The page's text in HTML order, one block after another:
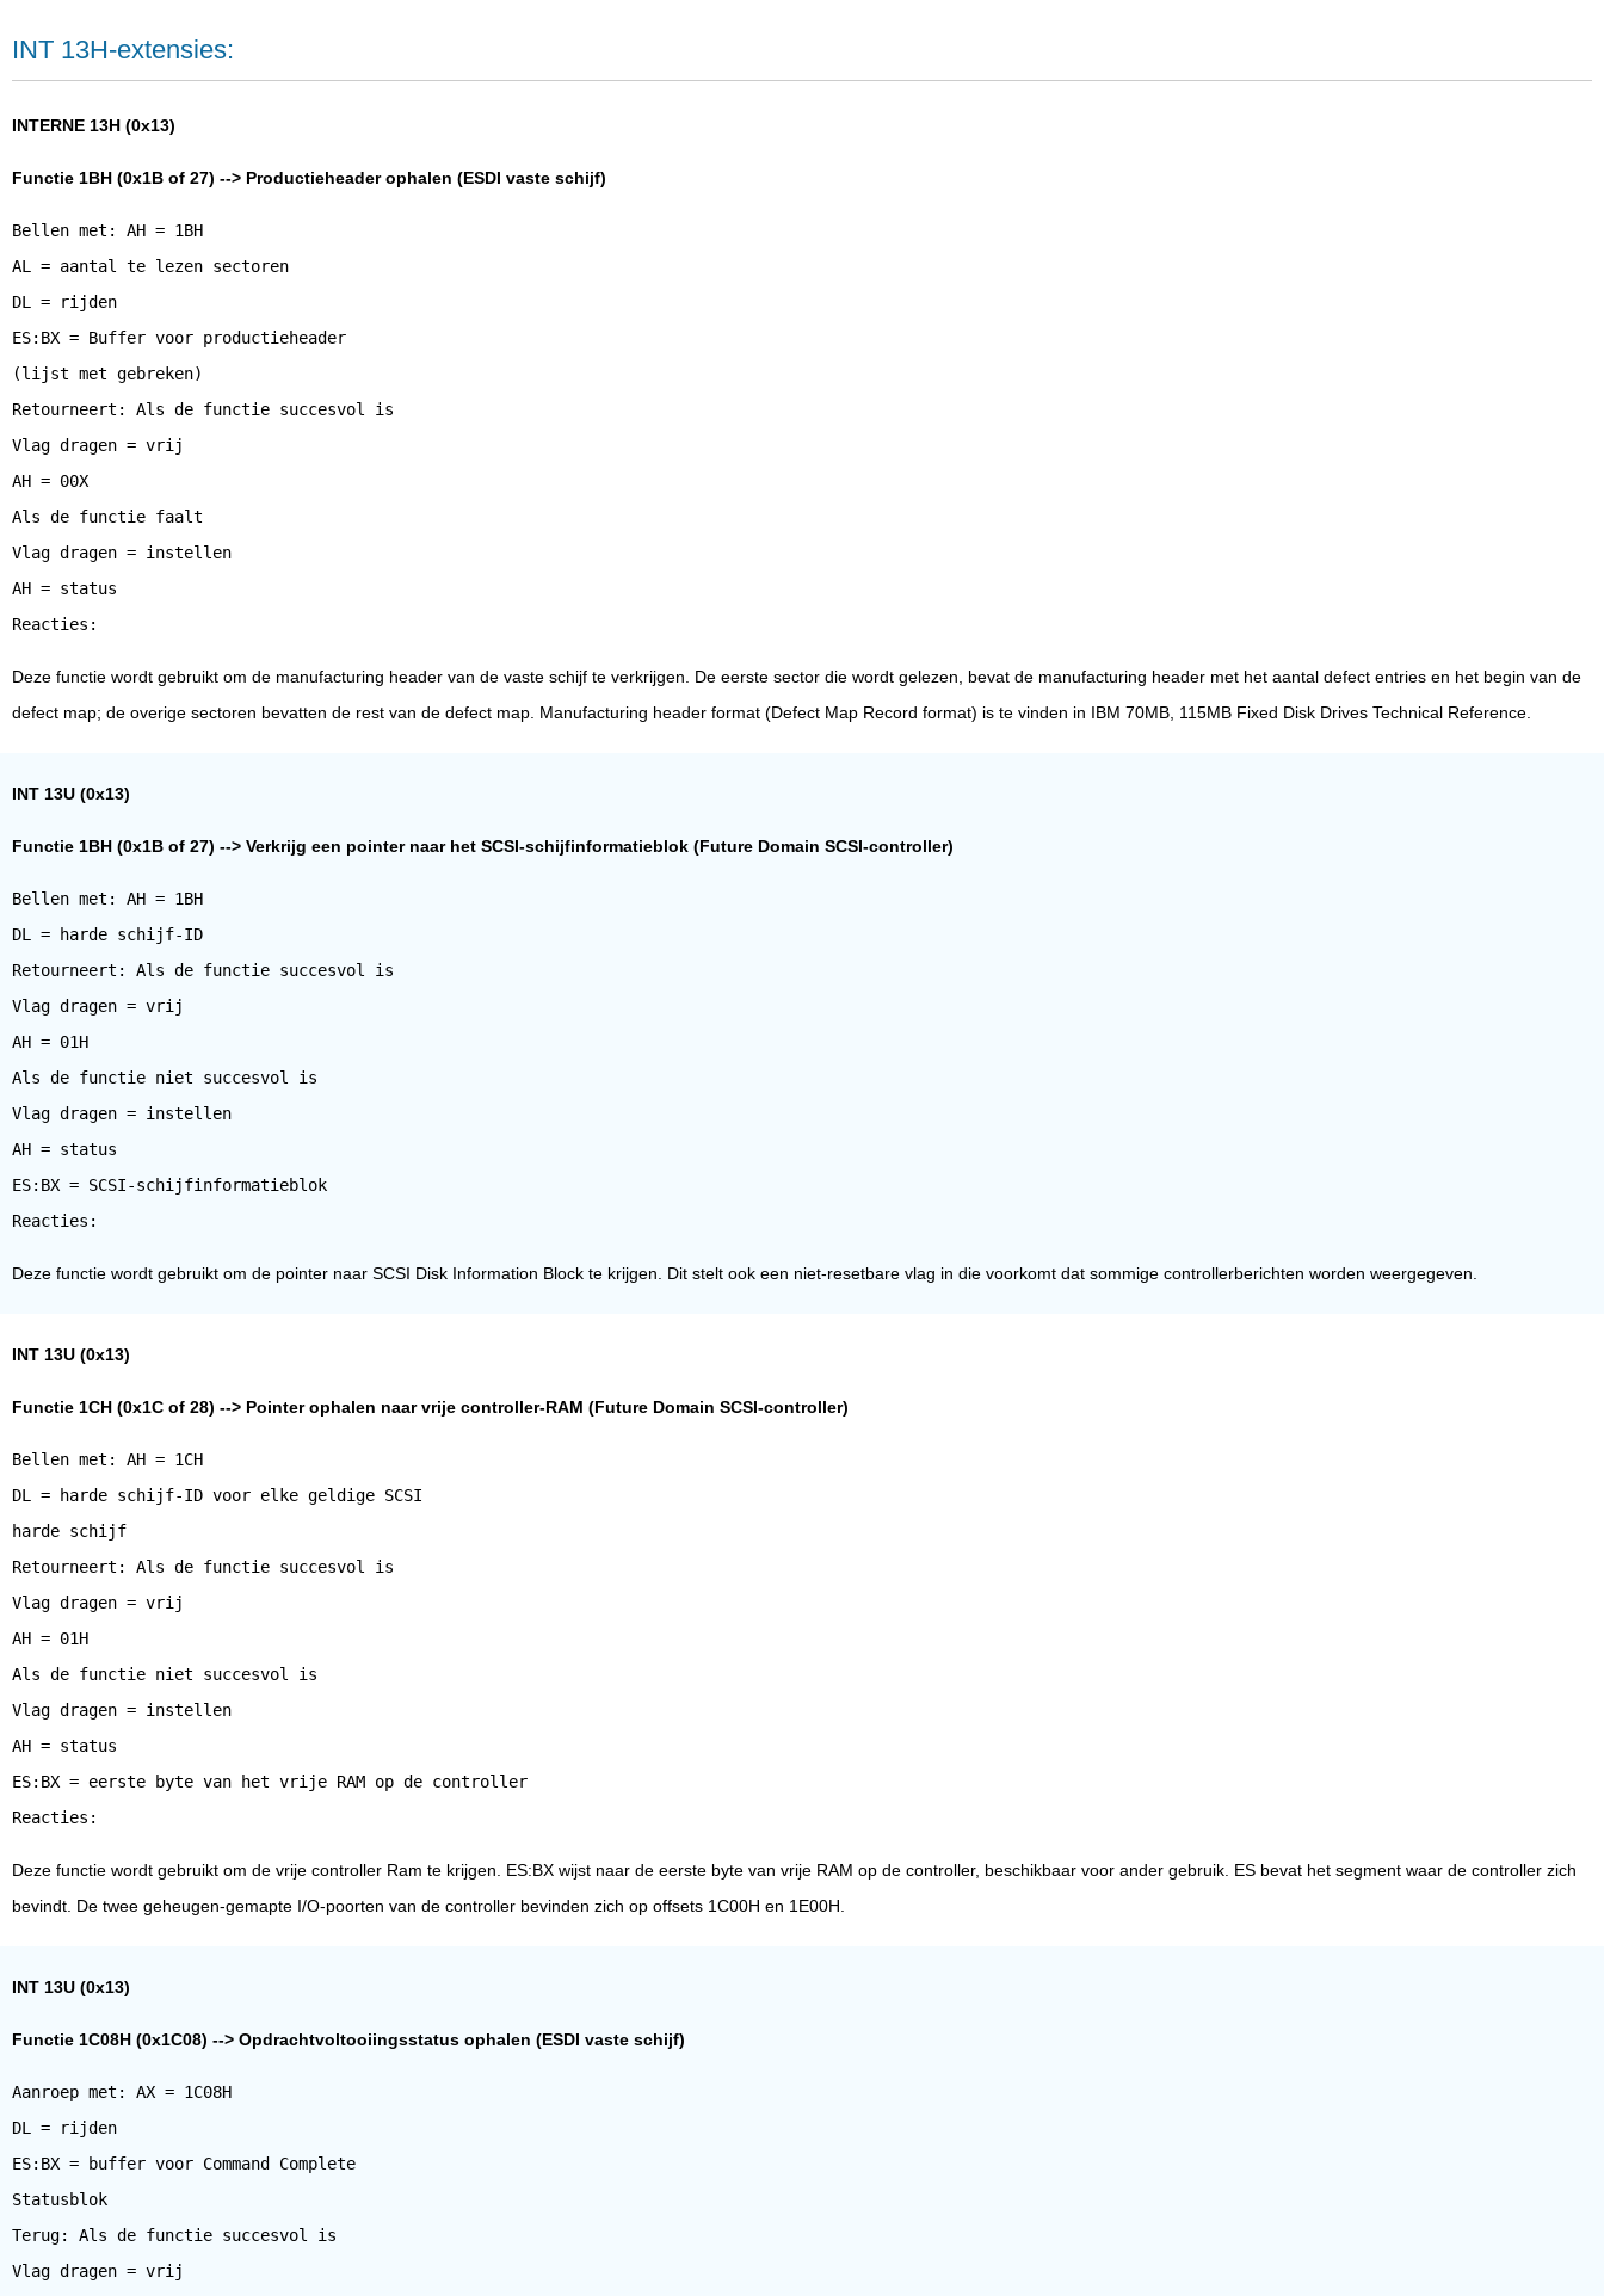
INT 13H-extensies:
INTERNE 13H (0x13)
Functie 1BH (0x1B of 27) --> Productieheader ophalen (ESDI vaste schijf)
Bellen met: AH = 1BH
AL = aantal te lezen sectoren
DL = rijden
ES:BX = Buffer voor productieheader
(lijst met gebreken)
Retourneert: Als de functie succesvol is
Vlag dragen = vrij
AH = 00X
Als de functie faalt
Vlag dragen = instellen
AH = status
Deze functie wordt gebruikt om de manufacturing header van de vaste schijf te verkrijgen. De eerste sector die wordt gelezen, bevat de manufacturing header met het aantal defect entries en het begin van de
defect map; de overige sectoren bevatten de rest van de defect map. Manufacturing header format (Defect Map Record format) is te vinden in IBM 70MB, 115MB Fixed Disk Drives Technical Reference.
INT 13U (0x13)
Functie 1BH (0x1B of 27) --> Verkrijg een pointer naar het SCSI-schijfinformatieblok (Future Domain SCSI-controller)
Bellen met: AH = 1BH
DL = harde schijf-ID
Retourneert: Als de functie succesvol is
Vlag dragen = vrij
AH = 01H
Als de functie niet succesvol is
Vlag dragen = instellen
AH = status
ES:BX = SCSI-schijfinformatieblok
Deze functie wordt gebruikt om de pointer naar SCSI Disk Information Block te krijgen. Dit stelt ook een niet-resetbare vlag in die voorkomt dat sommige controllerberichten worden weergegeven.
INT 13U (0x13)
Functie 1CH (0x1C of 28) --> Pointer ophalen naar vrije controller-RAM (Future Domain SCSI-controller)
Bellen met: AH = 1CH
DL = harde schijf-ID voor elke geldige SCSI
harde schijf
Retourneert: Als de functie succesvol is
Vlag dragen = vrij
AH = 01H
Als de functie niet succesvol is
Vlag dragen = instellen
AH = status
ES:BX = eerste byte van het vrije RAM op de controller
Deze functie wordt gebruikt om de vrije controller Ram te krijgen. ES:BX wijst naar de eerste byte van vrije RAM op de controller, beschikbaar voor ander gebruik. ES bevat het segment waar de controller zich
bevindt. De twee geheugen-gemapte I/O-poorten van de controller bevinden zich op offsets 1C00H en 1E00H.
INT 13U (0x13)
Functie 1C08H (0x1C08) --> Opdrachtvoltooiingsstatus ophalen (ESDI vaste schijf)
Aanroep met: AX = 1C08H
DL = rijden
ES:BX = buffer voor Command Complete
Statusblok
Terug: Als de functie succesvol is
Vlag dragen = vrij